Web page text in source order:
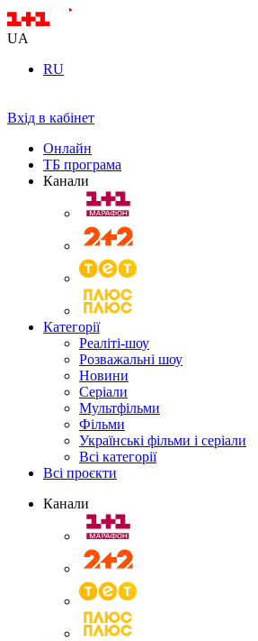
UA
RU
Вхід в кабінет
Онлайн
ТБ програма
Канали
Категорії
Реаліті-шоу
Розважальні шоу
Новини
Серіали
Мультфільми
Фільми
Українські фільми і серіали
Всі категорії
Всі проєкти
Канали